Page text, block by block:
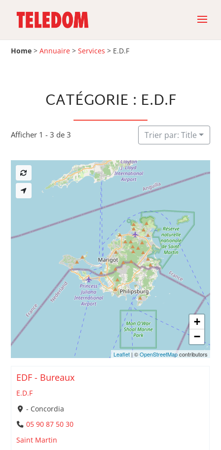
Home >Annuaire >Services > E.D.F
CATÉGORIE : E.D.F
Afficher 1 - 3 de 3 Trier par: Title
EDF - Bureaux
E.D.F
- Concordia
05 90 87 50 30
Saint Martin
+
−
Leaflet| ©OpenStreetMapcontributors